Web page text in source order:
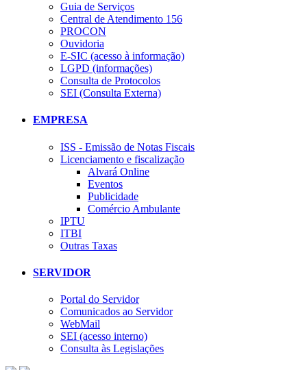
Guia de Serviços
Central de Atendimento 156
PROCON
Ouvidoria
E-SIC (acesso à informação)
LGPD (informações)
Consulta de Protocolos
SEI (Consulta Externa)
EMPRESA
ISS - Emissão de Notas Fiscais
Licenciamento e fiscalização
Alvará Online
Eventos
Publicidade
Comércio Ambulante
IPTU
ITBI
Outras Taxas
SERVIDOR
Portal do Servidor
Comunicados ao Servidor
WebMail
SEI (acesso interno)
Consulta às Legislações